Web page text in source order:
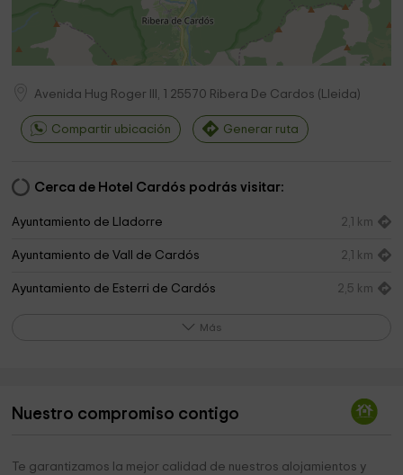
Avenida Hug Roger III, 1 25570 Ribera De Cardos ( Lleida)
Compartir ubicación Generar ruta
Cerca de Hotel Cardós podrás visitar:
Ayuntamiento de Lladorre 2,1 km
Ayuntamiento de Vall de Cardós 2,1 km
Ayuntamiento de Esterri de Cardós 2,5 km
Santa Maria de Ginestarre 2,8 km
Más
Nuestro compromiso contigo
Te garantizamos la mejor calidad de nuestros alojamientos y